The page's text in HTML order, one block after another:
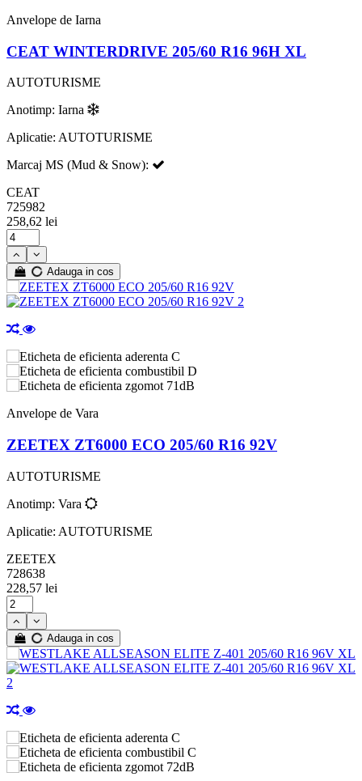
Anvelope de Iarna
CEAT WINTERDRIVE 205/60 R16 96H XL
AUTOTURISME
Anotimp: Iarna
Aplicatie: AUTOTURISME
Marcaj MS (Mud & Snow):
CEAT
725982
258,62 lei
Adauga in cos
C
D
71dB
Anvelope de Vara
ZEETEX ZT6000 ECO 205/60 R16 92V
AUTOTURISME
Anotimp: Vara
Aplicatie: AUTOTURISME
ZEETEX
728638
228,57 lei
Adauga in cos
C
C
72dB